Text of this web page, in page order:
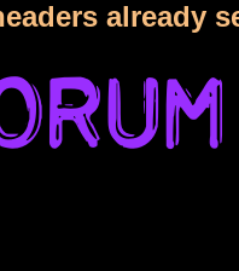
already